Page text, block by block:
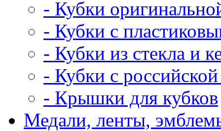
- Кубки
- Кубки с
- Кубки из стекла и
- Кубки с
- Крышки для кубков
Медали, ленты,